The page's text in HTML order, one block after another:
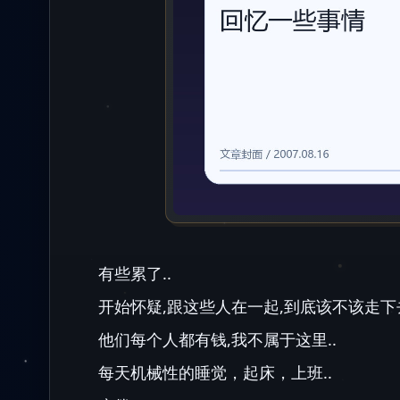
有些累了..
开始怀疑,跟这些人在一起,到底该不该走
他们每个人都有钱,我不属于这里..
每天机械性的睡觉，起床，上班..